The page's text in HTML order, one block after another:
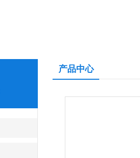
产品中心